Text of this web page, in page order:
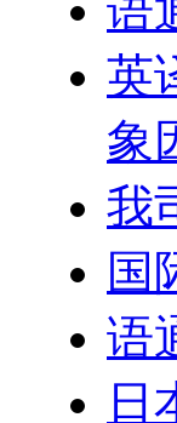
英
象
我
国
语
日